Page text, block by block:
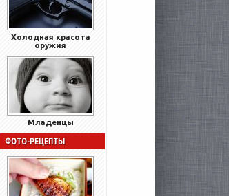
Холодная красота
оружия
Младенцы
ФОТО-РЕЦЕПТЫ